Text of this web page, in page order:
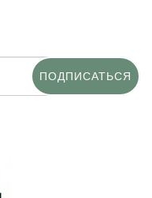
ПОДПИСАТЬСЯ